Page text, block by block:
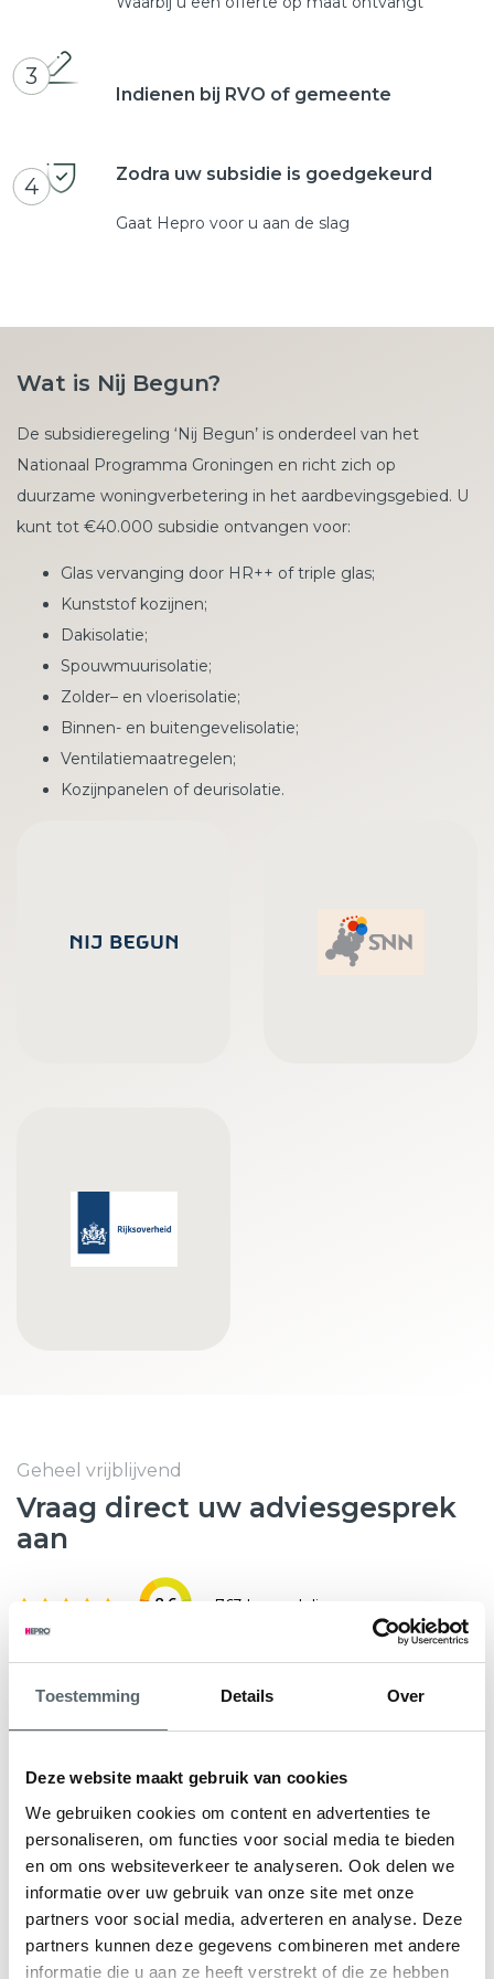
Toestemming Details Over
Deze website maakt gebruik van cookies
We gebruiken cookies om content en advertenties te
personaliseren, om functies voor social media te bieden
en om ons websiteverkeer te analyseren. Ook delen we
informatie over uw gebruik van onze site met onze
partners voor social media, adverteren en analyse. Deze
partners kunnen deze gegevens combineren met andere
informatie die u aan ze heeft verstrekt of die ze hebben
3
Indienen bij RVO of gemeente
4 Zodra uw subsidie is goedgekeurd
Gaat Hepro voor u aan de slag
Wat is Nij Begun?
De subsidieregeling ‘Nij Begun’ is onderdeel van het
Nationaal Programma Groningen en richt zich op
duurzame woningverbetering in het aardbevingsgebied. U
kunt tot €40.000 subsidie ontvangen voor:
Glas vervanging door HR++ of triple glas;
Kunststof kozijnen;
Dakisolatie;
Spouwmuurisolatie;
Zolder– en vloerisolatie;
Binnen- en buitengevelisolatie;
Ventilatiemaatregelen;
Kozijnpanelen of deurisolatie.
Geheel vrijblijvend
Vraag direct uw adviesgesprek
aan
8.6 763 beoordelingen
kunststof kozijnen, HR++ glas of andere
verduurzamingsmaatregelen? Hepro helpt u graag verder.
woning. We geven direct inzicht in de subsidieregeling Nij
Begun en eventuele aanvullende regelingen.
U ontvangt een persoonlijk advies en een heldere offerte
op maat, zodat u precies weet waar u aan toe bent.